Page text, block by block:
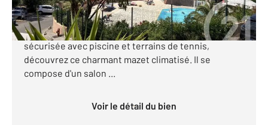
MAZET T2 de 41 m² (28.04 loi carez) situé au Domaine
de Font Mourier à Cogolin Au sein d'une résidence
sécurisée avec piscine et terrains de tennis,
découvrez ce charmant mazet climatisé. Il se
compose d'un salon ...
Voir le détail du bien